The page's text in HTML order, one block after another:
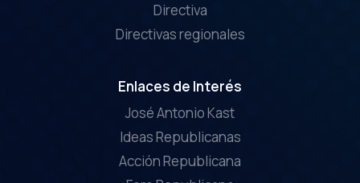
Directiva
Directivas regionales
Enlaces de Interés
José Antonio Kast
Ideas Republicanas
Acción Republicana